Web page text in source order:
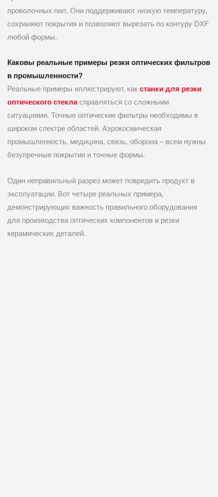
проволочных пил. Они поддерживают низкую температуру,
сохраняют покрытия и позволяют вырезать по контуру DXF
любой формы.
Каковы реальные примеры резки оптических фильтров
в промышленности?
Реальные примеры иллюстрируют, как станки для резки
оптического стекласправляться со сложными
ситуациями. Точные оптические фильтры необходимы в
широком спектре областей. Аэрокосмическая
промышленность, медицина, связь, оборона – всем нужны
безупречные покрытия и точные формы.
Один неправильный разрез может повредить продукт в
эксплуатации. Вот четыре реальных примера,
демонстрирующих важность правильного оборудования
для производства оптических компонентов и резки
керамических деталей.